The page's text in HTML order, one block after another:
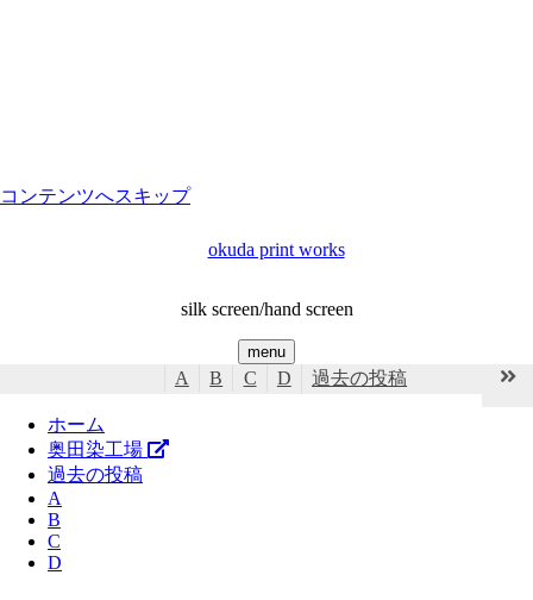
コンテンツへスキップ
okuda print works
silk screen/hand screen
menu
A B C D 過去の投稿
ホーム
奥田染工場
過去の投稿
A
B
C
D